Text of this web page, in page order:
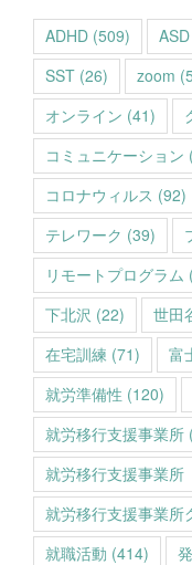
ADHD (509) ASD
SST (26) zoom
オンライン (41)
コミュニケーション
コロナウィルス (92)
テレワーク (39)
リモートプログラム
下北沢 (22) 世田
在宅訓練 (71) 富
就労準備性 (120)
就労移行支援事業所
就労移行支援事業
就労移行支援事業所
就職活動 (414)